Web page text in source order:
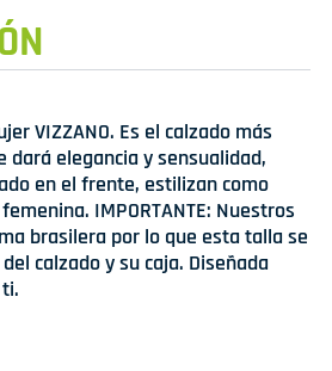
VIZZANO. Es el calzado más
dará elegancia y sensualidad,
en el frente, estilizan como
IMPORTANTE: Nuestros
brasilera por lo que esta talla se
calzado y su caja. Diseñada